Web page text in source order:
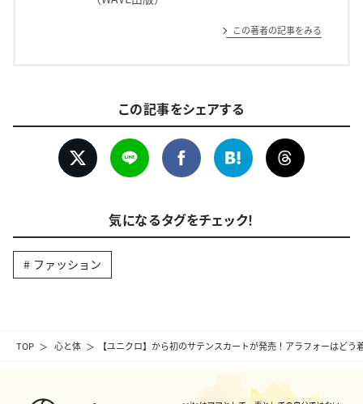
TOP 心と体 【ユニクロ】から初のサテンスカートが発売！アラフォーはど
この著者の記事をみる
この記事をシェアする
気になるタグをチェック！
ファッション